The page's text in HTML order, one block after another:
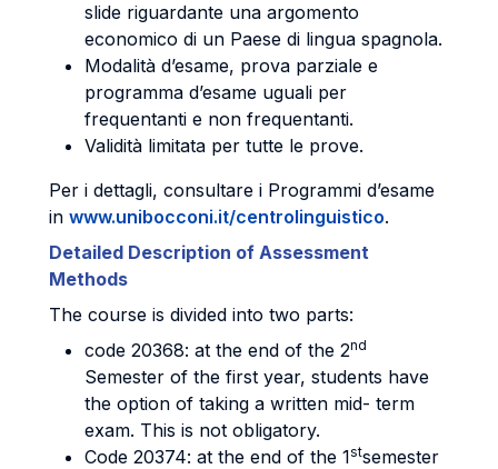
slide riguardante una argomento
economico di un Paese di lingua spagnola.
Modalità d’esame, prova parziale e
programma d’esame uguali per
frequentanti e non frequentanti.
Validità limitata per tutte le prove.
Per i dettagli, consultare i Programmi d’esame
in www.unibocconi.it/centrolinguistico.
Detailed Description of Assessment
Methods
The course is divided into two parts:
code 20368: at the end of the 2nd
Semester of the first year, students have
the option of taking a written mid- term
exam. This is not obligatory.
Code 20374: at the end of the 1stsemester